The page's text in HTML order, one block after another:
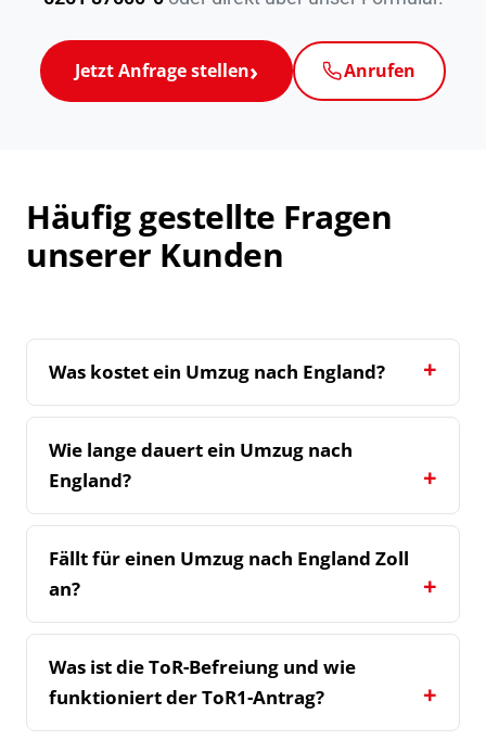
Jetzt Anfrage stellen Anrufen
Häufig gestellte Fragen
unserer Kunden
Was kostet ein Umzug nach England?
Wie lange dauert ein Umzug nach
England?
Fällt für einen Umzug nach England Zoll
an?
Was ist die ToR-Befreiung und wie
funktioniert der ToR1-Antrag?